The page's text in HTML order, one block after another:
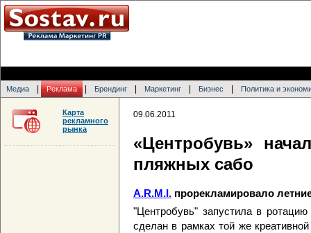
Медиа Реклама Брендинг Маркетинг Бизнес Политика и
09.06.2011
«Центробувь»
пляжных сабо
A.R.M.I. прорекламировало
"Центробувь" запустила в
сделан в рамках той же
Карта
рекламного
рынка